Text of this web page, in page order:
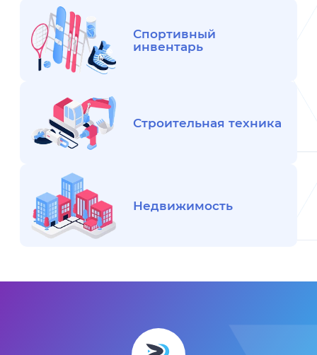
Спортивный
инвентарь
Строительная техника
Недвижимость